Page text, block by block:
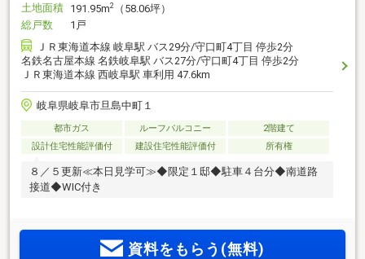
土地面積 191.95m2
（58.06坪）
総戸数
1戸
ＪＲ東海道本線 岐阜駅 バス29分/守口町4丁目 停歩2分
名鉄名古屋本線 名鉄岐阜駅 バス27分/守口町4丁目 停歩2分
ＪＲ東海道本線 西岐阜駅 車利用 47.6km
岐阜県岐阜市旦島中町１
都市ガス ルーフバルコニー
2階建て
設計住宅性能評価付
建設住宅性能評価付 所有権
８／５更新≪本日見学可≫◆限定１邸◆駐車４台分◆南道路
接道◆WIC付き
資料をもらう(無料)